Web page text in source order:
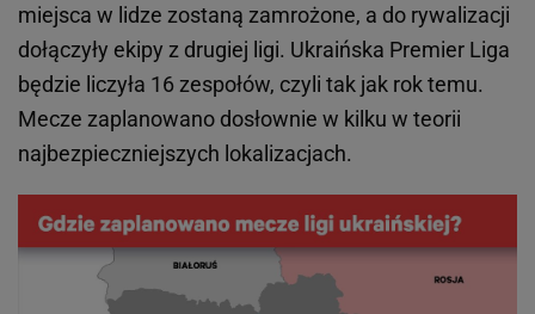
miejsca w lidze zostaną zamrożone, a do rywalizacji
dołączyły ekipy z drugiej ligi. Ukraińska Premier Liga
będzie liczyła 16 zespołów, czyli tak jak rok temu.
Mecze zaplanowano dosłownie w kilku w teorii
najbezpieczniejszych lokalizacjach.